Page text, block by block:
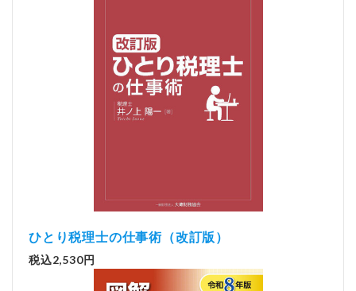
ひとり税理士の仕事術（改訂版）
税込2,530円